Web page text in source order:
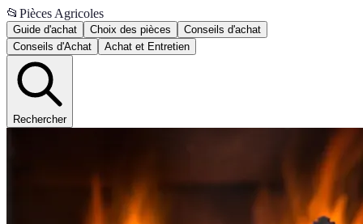
📂 Pièces Agricoles
Guide d'achat Choix des pièces
Conseils d'achat
Conseils d'Achat
Achat et Entretien
Rechercher